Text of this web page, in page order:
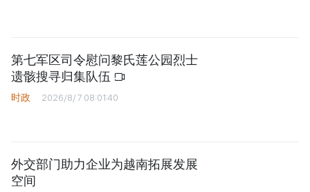
第七军区司令慰问黎氏莲公园烈士
遗骸搜寻归集队伍
时政 2026/8/7 08:01:40
外交部门助力企业为越南拓展发展
空间